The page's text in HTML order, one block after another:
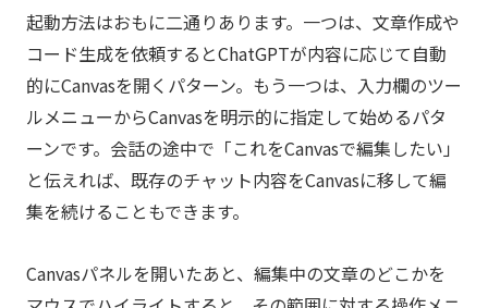
起動方法はおもに二通りあります。一つは、文章作成や
コード生成を依頼するとChatGPTが内容に応じて自動
的にCanvasを開くパターン。もう一つは、入力欄のツー
ルメニューからCanvasを明示的に指定して始めるパタ
ーンです。会話の途中で「これをCanvasで編集したい」
と伝えれば、既存のチャット内容をCanvasに移して編
集を続けることもできます。
Canvasパネルを開いたあと、編集中の文章のどこかを